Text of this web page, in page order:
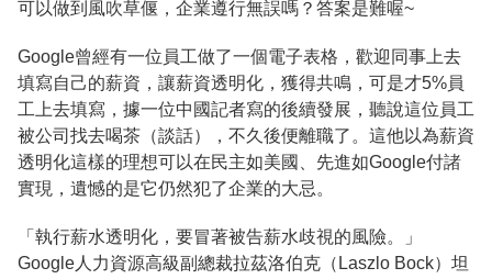
可以做到風吹草偃，企業遵行無誤嗎？答案是難喔~
Google曾經有一位員工做了一個電子表格，歡迎同事上去
填寫自己的薪資，讓薪資透明化，獲得共鳴，可是才5%員
工上去填寫，據一位中國記者寫的後續發展，聽說這位員工
被公司找去喝茶（談話），不久後便離職了。這他以為薪資
透明化這樣的理想可以在民主如美國、先進如Google付諸
實現，遺憾的是它仍然犯了企業的大忌。
「執行薪水透明化，要冒著被告薪水歧視的風險。」
Google人力資源高級副總裁拉茲洛伯克（Laszlo Bock）坦